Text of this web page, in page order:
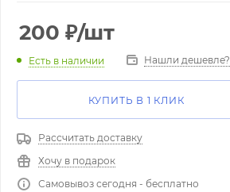
200 ₽/шт
Есть в наличии Нашли дешевле?
КУПИТЬ В 1 КЛИК
Рассчитать доставку
Хочу в подарок
Самовывоз сегодня - бесплатно